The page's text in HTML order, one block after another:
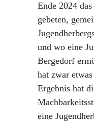
Ende 2024
gebeten,
und wo eine
Bergedorf
hat zwar
Ergebnis hat
eine